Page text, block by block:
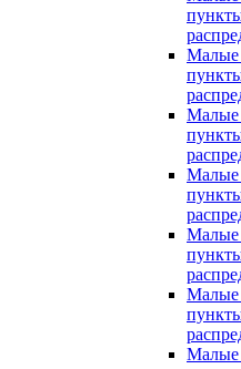
Малые
Малые
Малые
Малые
Малые
Малые